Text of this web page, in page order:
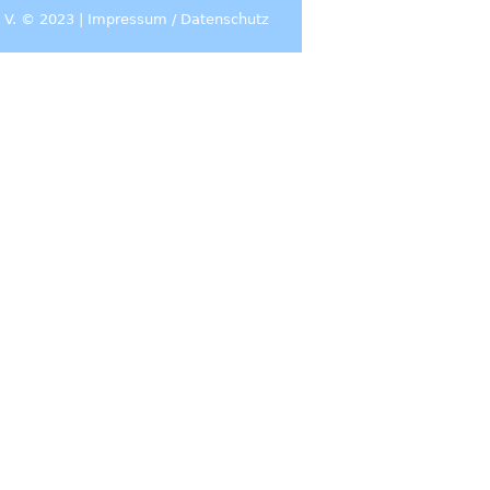
V. © 2023 | Impressum / Datenschutz